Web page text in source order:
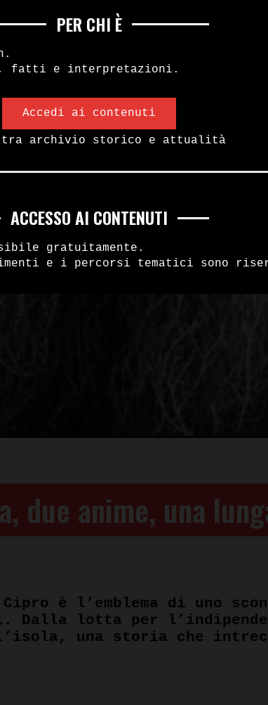
due anime, una
è l’emblema di uno
Dalla lotta per
una storia che
PER CHI È
fatti e interpretazioni.
Accedi ai contenuti
tra archivio storico e attualità
ACCESSO AI CONTENUTI
gratuitamente.
e i percorsi tematici sono